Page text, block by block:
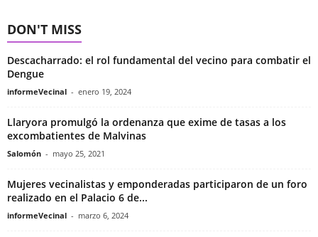
DON'T MISS
Descacharrado: el rol fundamental del vecino para combatir el
Dengue
informeVecinal - enero 19, 2024
Llaryora promulgó la ordenanza que exime de tasas a los
excombatientes de Malvinas
Salomón - mayo 25, 2021
Mujeres vecinalistas y emponderadas participaron de un foro
realizado en el Palacio 6 de...
informeVecinal - marzo 6, 2024